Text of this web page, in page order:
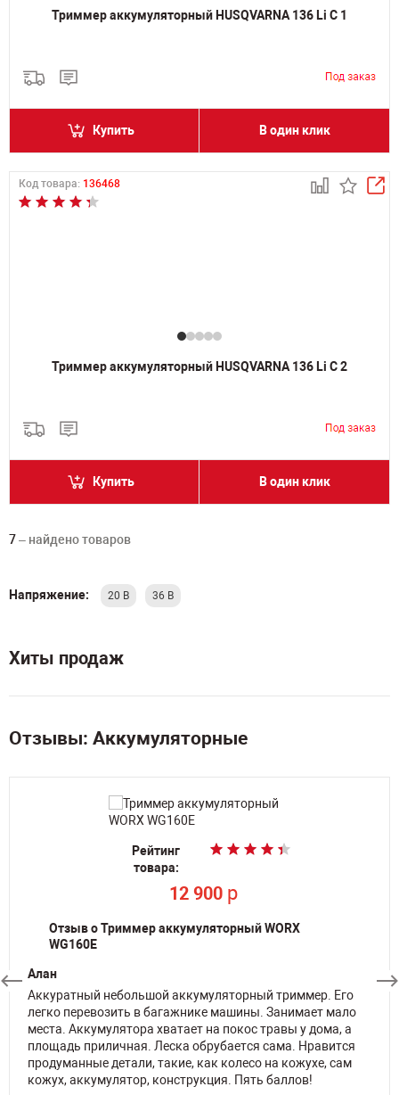
Триммер аккумуляторный HUSQVARNA 136 Li C 1
Купить В один клик
Код товара: 136468
Триммер аккумуляторный HUSQVARNA 136 Li C 2
Купить В один клик
7– найдено товаров
Напряжение: 20 В 36 В
Хиты продаж
Отзывы: Аккумуляторные
Рейтинг
товара:
12 900 p
Отзыв о Триммер аккумуляторный WORX
WG160E
Алан
Аккуратный небольшой аккумуляторный триммер. Его
легко перевозить в багажнике машины. Занимает мало
места. Аккумулятора хватает на покос травы у дома, а
площадь приличная. Леска обрубается сама. Нравится
продуманные детали, такие, как колесо на кожухе, сам
кожух, аккумулятор, конструкция. Пять баллов!
Рейтинг
товара:
12 900 p